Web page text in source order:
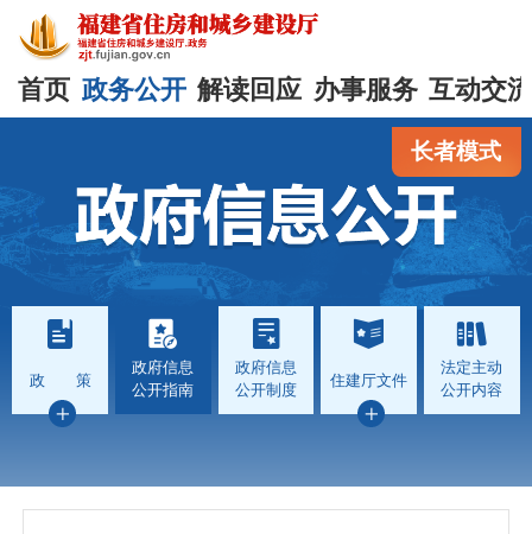
首页 政务公开 解读回应 办事服务 互动交
长者模式
政 策
政府信息
公开指南
政府信息
公开制度
住建厅文件
法定主动
公开内容